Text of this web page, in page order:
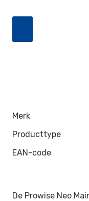
Merk
Producttype
EAN-code
De Prowise Neo